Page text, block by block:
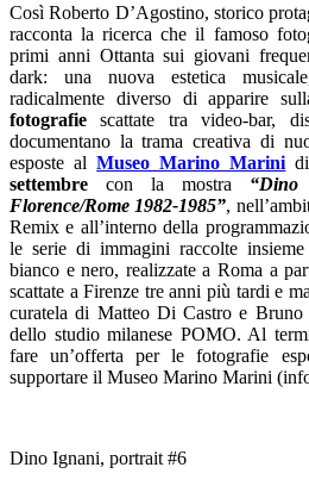
Così Roberto D’Agostino, storico
racconta la ricerca che il famoso
primi anni Ottanta sui giovani
dark: una nuova estetica
radicalmente diverso di apparire
fotografie scattate tra video-bar,
documentano la trama creativa di
esposte alMuseo Marino Marini
settembre con la mostra
Florence/Rome 1982-1985”,
Remix e all’interno della
le serie di immagini raccolte
bianco e nero, realizzate a Roma a
scattate a Firenze tre anni più tardi e
curatela di Matteo Di Castro e
dello studio milanese POMO. Al
fare un’offerta per le fotografie
supportare il Museo Marino Marini
Dino Ignani, portrait #6